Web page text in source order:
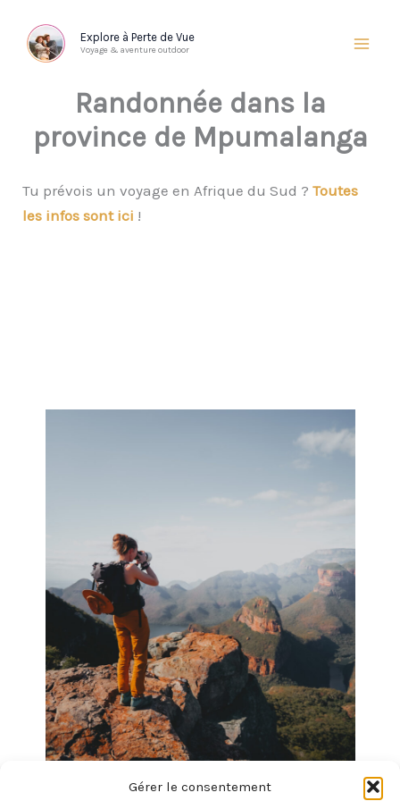
Gérer le consentement
contenu
Explore à Perte de Vue
Voyage & aventure outdoor
Randonnée dans la
province de Mpumalanga
Tu prévois un voyage en Afrique du Sud ? Toutes
les infos sont ici !